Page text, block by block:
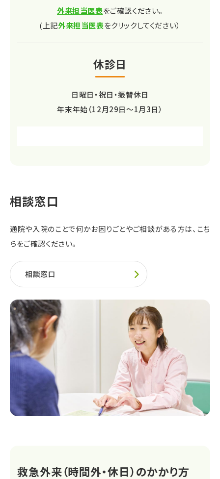
外来担当医表をご確認ください。
(上記外来担当医表をクリックしてください）
休診日
日曜日・祝日・振替休日
年末年始（12月29日～1月3日）
相談窓口
通院や入院のことで何かお困りごとやご相談がある方は、 こち
らをご確認ください。
相談窓口
救急外来（時間外・休日）のかかり方